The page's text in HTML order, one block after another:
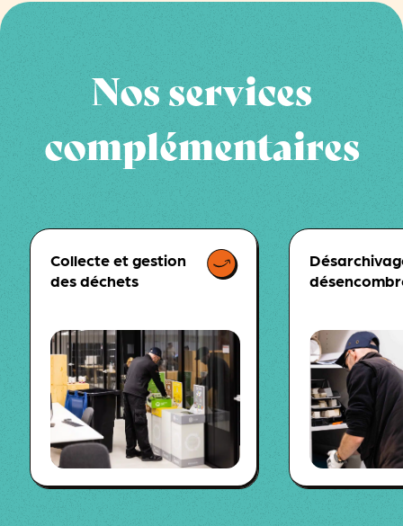
Nos services
complémentaires
Collecte et gestion
des déchets